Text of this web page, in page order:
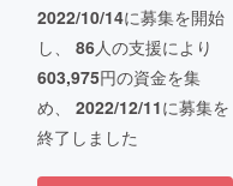
2022/10/14に募集を開始
し、 86人の支援により
603,975円の資金を集
め、 2022/12/11に募集を
終了しました